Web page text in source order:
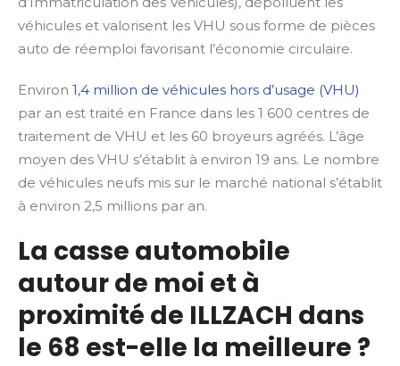
véhicules et valorisent les VHU sous forme de pièces
auto de réemploi favorisant l’économie circulaire.
Environ 1,4 million de véhicules hors d’usage (VHU)
par an est traité en France dans les 1 600 centres de
traitement de VHU et les 60 broyeurs agréés. L’âge
moyen des VHU s’établit à environ 19 ans. Le nombre
de véhicules neufs mis sur le marché national s’établit
à environ 2,5 millions par an.
La casse automobile
autour de moi et à
proximité de ILLZACH dans
le 68 est-elle la meilleure ?